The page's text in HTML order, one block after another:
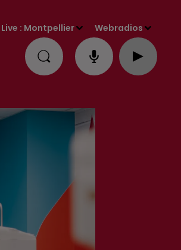
Live : Montpellier Webradios